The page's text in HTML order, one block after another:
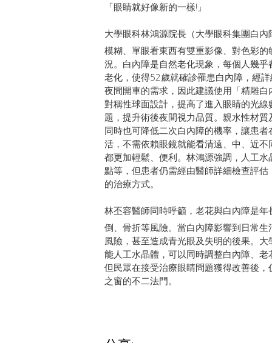
「眼睛就好像新的一樣!」
大學眼科林鴻源院長（大學眼科集團白
模糊、單眼看東西有雙重影像、對色彩
況。白內障是自然老化現象，每個人幾
老化，使得52歲就確診罹患白內障，經
夜間開車的需求，因此建議使用「精雕
對稱性球面設計，提高了進入眼睛的光
題，提升術後夜間視力品質。親水性材
同時也可降低二次白內障的機率，讓患
活，不需依賴眼鏡就能看清遠、中、近
都更加輕鬆、便利。林鴻源強調，人工
點等，但患者仍需經由醫師詳細檢查評
的治療方式。
林丕容醫師同時呼籲，老花與白內障是
倒、骨折等風險。當白內障影響到日常
風險，甚至造成青光眼及失明的後果。
能人工水晶體，可以同時調整白內障、
但民眾在接受治療眼睛問題獲得改善後
之窗的不二法門。